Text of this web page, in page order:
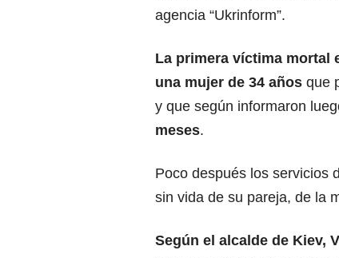
agencia “Ukrinform”.
La primera víctima mortal
una mujer de 34 años que
y que según informaron
meses.
Poco después los servicios
sin vida de su pareja, de la
Según el alcalde de Kiev,